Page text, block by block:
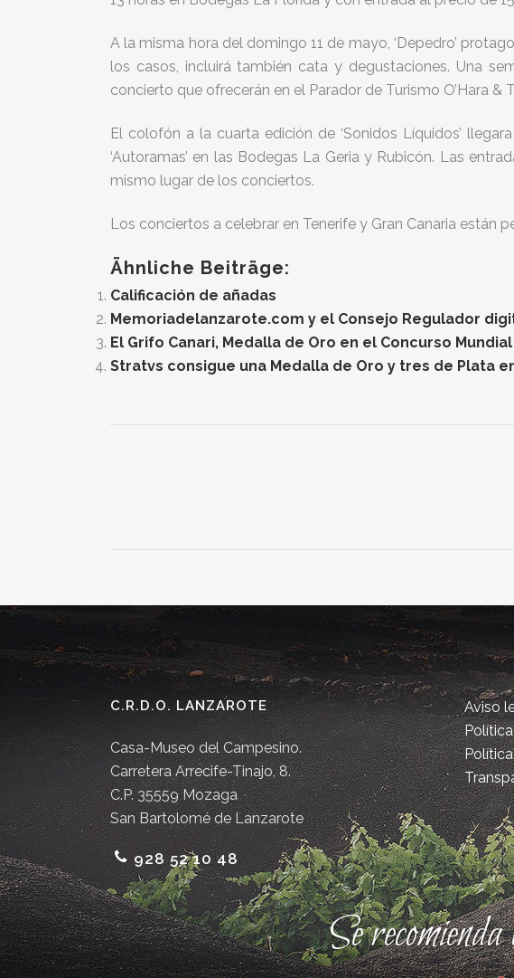
A la misma hora del domingo 11 de mayo, ‘Depedro’
los casos, incluirá también cata y degustaciones. Una
concierto que ofrecerán en el Parador de Turismo O’Hara &
El colofón a la cuarta edición de ‘Sonidos Líquidos’
‘Autoramas’ en las Bodegas La Geria y Rubicón. Las
mismo lugar de los conciertos.
Los conciertos a celebrar en Tenerife y Gran Canaria están
Ähnliche Beiträge:
Calificación de añadas
Memoriadelanzarote.com y el Consejo Regulador
El Grifo Canari, Medalla de Oro en el Concurso
Stratvs consigue una Medalla de Oro y tres de Plata
C.R.D.O. LANZAROTE
Casa-Museo del Campesino.
Carretera Arrecife-Tinajo, 8.
C.P. 35559 Mozaga
San Bartolomé de Lanzarote
928 52 10 48
Aviso
Se